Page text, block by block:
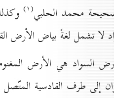
محمد الحلبي(۱)
لا تشمل لغةً بياض الأرض
السواد هي الأرض
إلى طرف القادسية